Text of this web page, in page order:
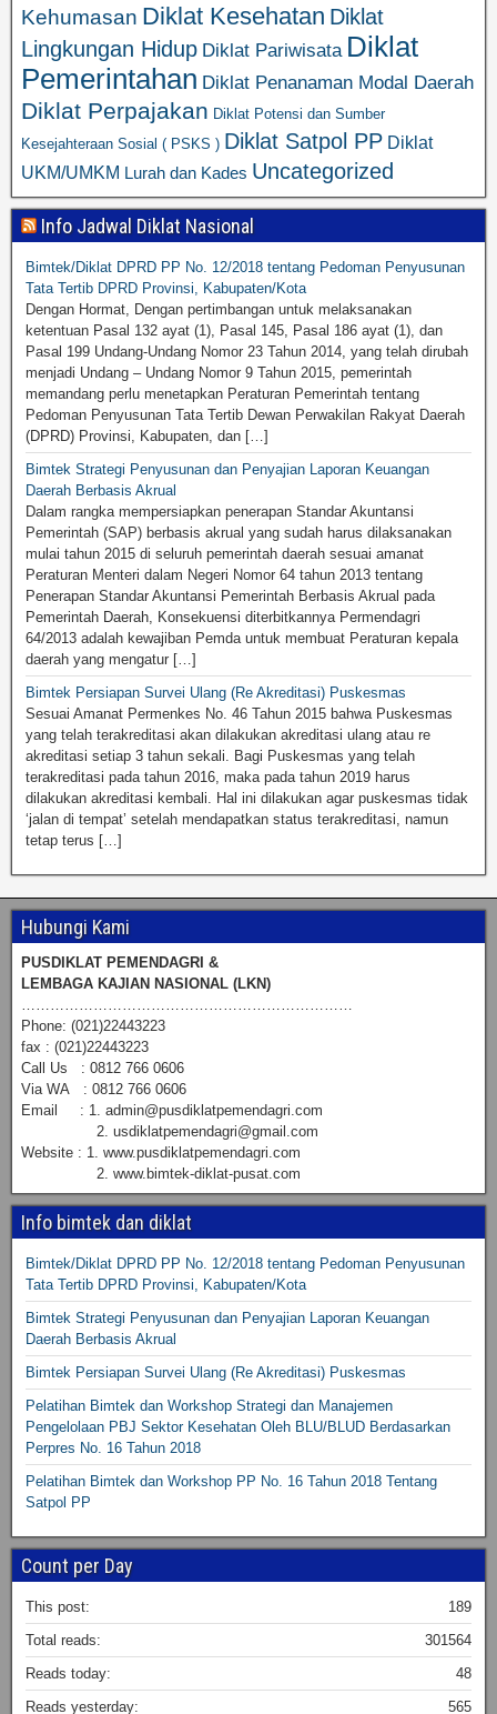
Kehumasan Diklat Kesehatan Diklat
Lingkungan Hidup Diklat Pariwisata Diklat
Pemerintahan Diklat Penanaman Modal Daerah
Diklat Perpajakan Diklat Potensi dan Sumber
Kesejahteraan Sosial ( PSKS ) Diklat Satpol PP Diklat
UKM/UMKM Lurah dan Kades Uncategorized
Info Jadwal Diklat Nasional
Bimtek/Diklat DPRD PP No. 12/2018 tentang Pedoman Penyusunan
Tata Tertib DPRD Provinsi, Kabupaten/Kota
Dengan Hormat, Dengan pertimbangan untuk melaksanakan
ketentuan Pasal 132 ayat (1), Pasal 145, Pasal 186 ayat (1), dan
Pasal 199 Undang-Undang Nomor 23 Tahun 2014, yang telah dirubah
menjadi Undang – Undang Nomor 9 Tahun 2015, pemerintah
memandang perlu menetapkan Peraturan Pemerintah tentang
Pedoman Penyusunan Tata Tertib Dewan Perwakilan Rakyat Daerah
(DPRD) Provinsi, Kabupaten, dan […]
Bimtek Strategi Penyusunan dan Penyajian Laporan Keuangan
Daerah Berbasis Akrual
Dalam rangka mempersiapkan penerapan Standar Akuntansi
Pemerintah (SAP) berbasis akrual yang sudah harus dilaksanakan
mulai tahun 2015 di seluruh pemerintah daerah sesuai amanat
Peraturan Menteri dalam Negeri Nomor 64 tahun 2013 tentang
Penerapan Standar Akuntansi Pemerintah Berbasis Akrual pada
Pemerintah Daerah, Konsekuensi diterbitkannya Permendagri
64/2013 adalah kewajiban Pemda untuk membuat Peraturan kepala
daerah yang mengatur […]
Bimtek Persiapan Survei Ulang (Re Akreditasi) Puskesmas
Sesuai Amanat Permenkes No. 46 Tahun 2015 bahwa Puskesmas
yang telah terakreditasi akan dilakukan akreditasi ulang atau re
akreditasi setiap 3 tahun sekali. Bagi Puskesmas yang telah
terakreditasi pada tahun 2016, maka pada tahun 2019 harus
dilakukan akreditasi kembali. Hal ini dilakukan agar puskesmas tidak
‘jalan di tempat’ setelah mendapatkan status terakreditasi, namun
tetap terus […]
Hubungi Kami
PUSDIKLAT PEMENDAGRI &
LEMBAGA KAJIAN NASIONAL (LKN)
Phone: (021)22443223
fax : (021)22443223
Call Us : 0812 766 0606
Via WA : 0812 766 0606
Email : 1. admin@pusdiklatpemendagri.com
2. usdiklatpemendagri@gmail.com
Website : 1. www.pusdiklatpemendagri.com
2. www.bimtek-diklat-pusat.com
Info bimtek dan diklat
Bimtek/Diklat DPRD PP No. 12/2018 tentang Pedoman Penyusunan
Tata Tertib DPRD Provinsi, Kabupaten/Kota
Bimtek Strategi Penyusunan dan Penyajian Laporan Keuangan
Daerah Berbasis Akrual
Bimtek Persiapan Survei Ulang (Re Akreditasi) Puskesmas
Pelatihan Bimtek dan Workshop Strategi dan Manajemen
Pengelolaan PBJ Sektor Kesehatan Oleh BLU/BLUD Berdasarkan
Perpres No. 16 Tahun 2018
Pelatihan Bimtek dan Workshop PP No. 16 Tahun 2018 Tentang
Satpol PP
Count per Day
189
This post:
301564
Total reads:
48
Reads today:
565
Reads yesterday: